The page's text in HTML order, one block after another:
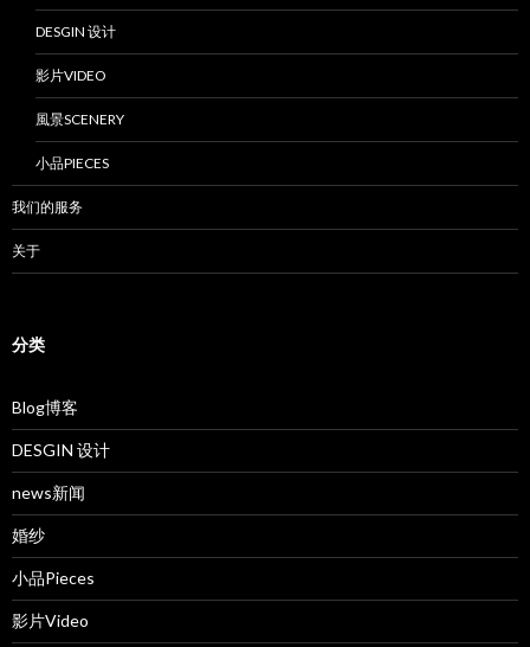
DESGIN 设计
影片VIDEO
風景SCENERY
小品PIECES
我们的服务
关于
分类
Blog博客
DESGIN 设计
news新闻
婚纱
小品Pieces
影片Video